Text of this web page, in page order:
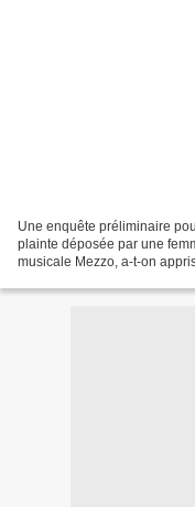
Une enquête préliminaire
plainte déposée par une
musicale Mezzo, a-t-on